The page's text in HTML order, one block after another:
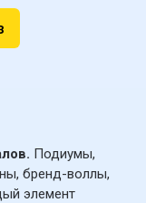
Подиумы,
бренд-воллы,
элемент